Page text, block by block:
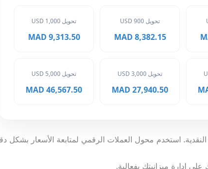
تحويل 900 USD
8,382.15 MAD
تحويل 1,000 USD
9,313.50 MAD
تحويل 3,000 USD
27,940.50 MAD
تحويل 5,000 USD
46,567.50 MAD
استخدم محول العملات الرقمي لمتابعة الأسعار بشكل